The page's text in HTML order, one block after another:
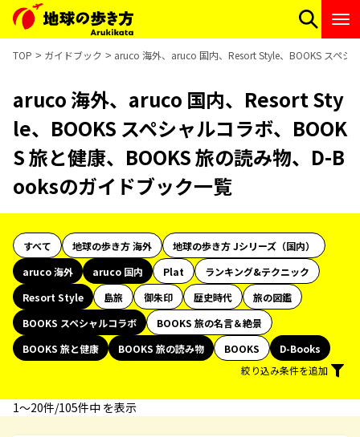
TOP ガイドブック aruco 海外、aruco 国内、Resort Style、BOOKS スペシ
aruco 海外、aruco 国内、Resort Sty
le、BOOKS スペシャルコラボ、BOOK
S 旅と健康、BOOKS 旅の読み物、D-B
ooksのガイドブック一覧
すべて 地球の歩き方 海外
地球の歩き方 Jシリーズ（国内）
aruco 海外
aruco 国内 Plat
ランキング&テクニック
Resort Style
島旅 御朱印 歴史時代
旅の図鑑
BOOKS スペシャルコラボ
BOOKS 旅の名言＆絶景
BOOKS 旅と健康
BOOKS 旅の読み物 BOOKS
D-Books
絞り込み条件を追加
1〜20件/105件中 を表示